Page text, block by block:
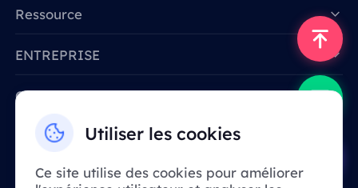
Utiliser les cookies
Ce site utilise des cookies pour améliorer
Ressource
ENTREPRISE
Contactez-nous
Email: support@smartproxy.org